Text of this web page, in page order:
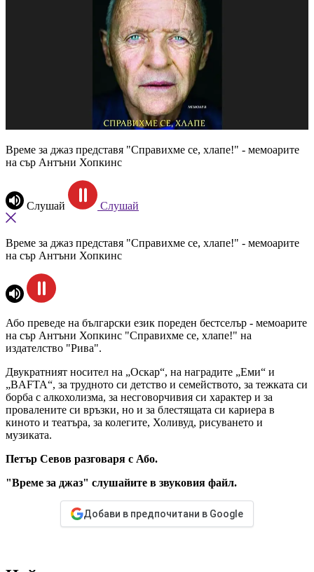
Време за джаз представя "Справихме се, хлапе!" - мемоарите
на сър Антъни Хопкинс
Слушай Слушай
Време за джаз представя "Справихме се, хлапе!" - мемоарите
на сър Антъни Хопкинс
Або преведе на български език пореден бестселър - мемоарите
на сър Антъни Хопкинс "Справихме се, хлапе!" на
издателство "Рива".
Двукратният носител на „Оскар“, на наградите „Еми“ и
„BAFTA“, за трудното си детство и семейството, за тежката си
борба с алкохолизма, за несговорчивия си характер и за
провалените си връзки, но и за блестящата си кариера в
киното и театъра, за колегите, Холивуд, рисуването и
музиката.
Петър Севов разговаря с Або.
"Време за джаз" слушайите в звуковия файл.
Добави в предпочитани в Google